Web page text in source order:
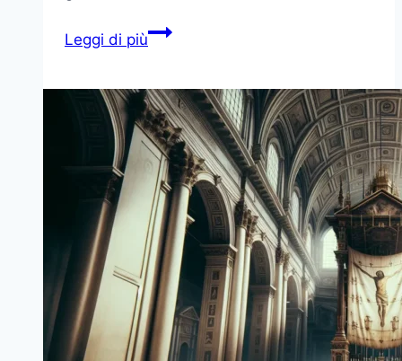
Leggi di piùAquileia:
nel
Cuore
della
Storia
Italiana